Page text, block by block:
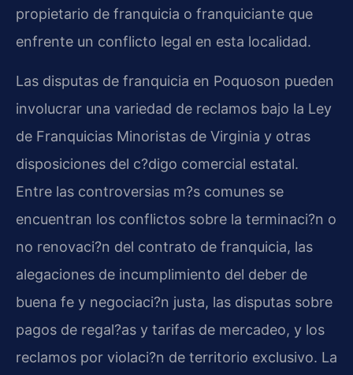
propietario de franquicia o franquiciante que
enfrente un conflicto legal en esta localidad.
Las disputas de franquicia en Poquoson pueden
involucrar una variedad de reclamos bajo la Ley
de Franquicias Minoristas de Virginia y otras
disposiciones del c?digo comercial estatal.
Entre las controversias m?s comunes se
encuentran los conflictos sobre la terminaci?n o
no renovaci?n del contrato de franquicia, las
alegaciones de incumplimiento del deber de
buena fe y negociaci?n justa, las disputas sobre
pagos de regal?as y tarifas de mercadeo, y los
reclamos por violaci?n de territorio exclusivo. La